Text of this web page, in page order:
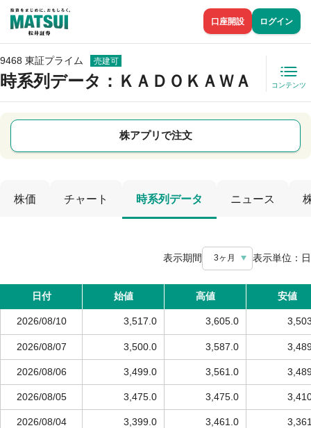
口座開設 ログイン
9468 東証プライム 売建可
時系列データ ：ＫＡＤＯＫＡＷＡ コンテンツ
株アプリで注文
株価 チャート 時系列データ ニュース
表示期間 3ヶ月 表示単位： 日
日付 始値 高値 安値
2026/08/10 3,517.0 3,605.0
2026/08/07 3,500.0 3,587.0
2026/08/06 3,499.0 3,561.0
2026/08/05 3,475.0 3,475.0
2026/08/04 3,399.0 3,461.0